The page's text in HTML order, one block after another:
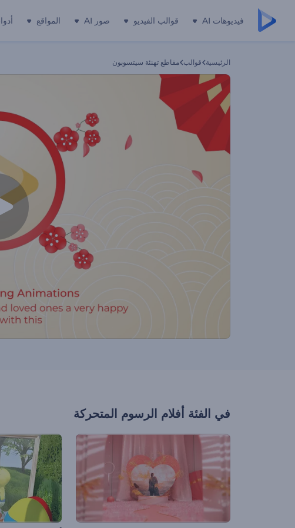
فيديوهات AI قوالب الفيديو صور AI المواقع
الرئيسية قوالب مقاطع تهنئة سيتسوبون
في الفئة أفلام الرسوم المتحركة